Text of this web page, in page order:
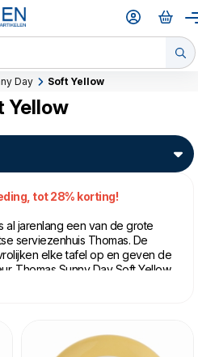
Day Soft Yellow
Yellow
tot 28% korting!
al jarenlang een van de grote
serviezenhuis Thomas. De
elke tafel op en geven de
Thomas Sunny Day Soft Yellow
aan zomerochtenden en
voor een zonnige look.